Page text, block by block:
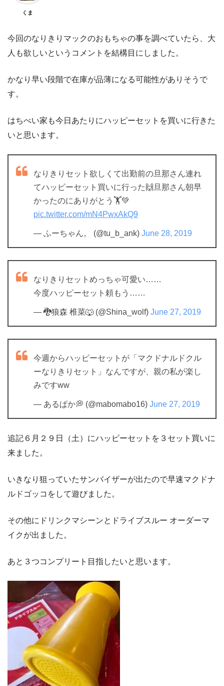
くま
今回のなりきりマックのおもちゃの事を調べていたら、大
人も欲しいというコメントを結構目にしました。
かなり早い段階で在庫が品薄になる可能性がありそうで
す。
はちべい家も今日あたりにハッピーセットを買いに行きた
いと思います。
なりきりセット欲しくて出勤前の旦那さん連れ
てハッピーセット買いに行った🙌旦那さん朝早
かったのにありがとう🏋️💚
pic.twitter.com/mN4PwxAkQ9
— ふーちゃん。 (@tu_b_ank) June 28, 2019
なりきりセットめっちゃ可愛い……
今度ハッピーセット頼もう……
— 🐉狼森 椎菜🐺 (@Shina_wolf) June 27, 2019
今週からハッピーセットが「マクドナルドクル
ーなりきりセット」なんですが、親の私が楽し
みですww
— あるぱか💭 (@mabomabo16) June 27, 2019
追記６月２９日（土）にハッピーセットを３セット買いに
来ました。
いきなり狙っていたサンバイザーが出たので早速マクドナ
ルドゴッコをして遊びました。
その他にドリンクマシーンとドライブスルー オーダーマ
イクが出ました。
あと３つコンプリート目指したいと思います。